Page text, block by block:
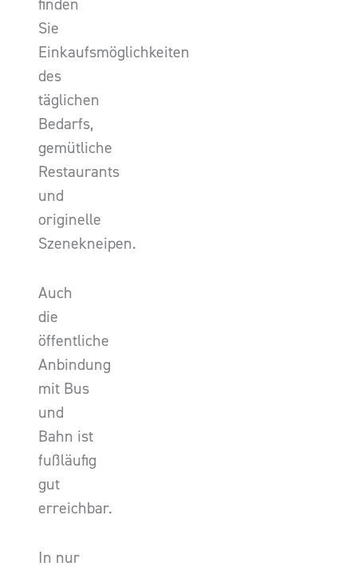
finden
Sie
Einkaufsmöglichkeiten
des
täglichen
Bedarfs,
gemütliche
Restaurants
und
originelle
Szenekneipen.
Auch
die
öffentliche
Anbindung
mit Bus
und
Bahn ist
fußläufig
gut
erreichbar.
In nur